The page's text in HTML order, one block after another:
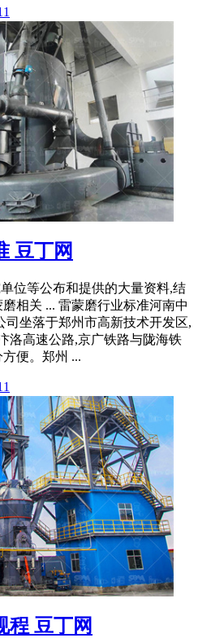
豆丁网
位等公布和提供的大量资料,结
相关 ... 雷蒙磨行业标准河南中
司坐落于郑州市高新技术开发区,
洛高速公路,京广铁路与陇海铁
便。郑州 ...
程 豆丁网